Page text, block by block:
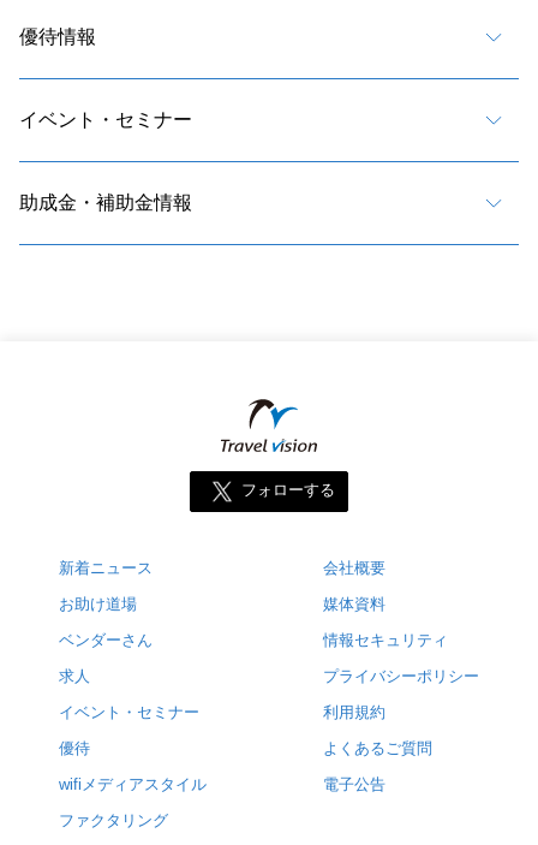
優待情報
イベント・セミナー
助成金・補助金情報
フォローする
新着ニュース
お助け道場
ベンダーさん
求人
イベント・セミナー
優待
wifiメディアスタイル
ファクタリング
会社概要
媒体資料
情報セキュリティ
プライバシーポリシー
利用規約
よくあるご質問
電子公告